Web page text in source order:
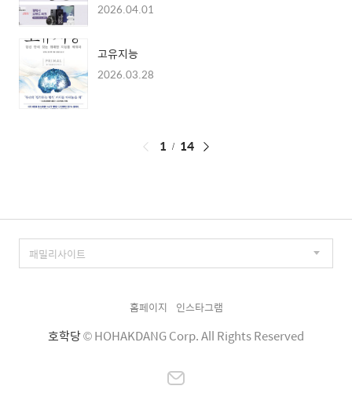
2026.04.01
고유지능
2026.03.28
페
1 14
홈페이지 인스타그램
호학당© HOHAKDANG Corp. All Rights Reserved